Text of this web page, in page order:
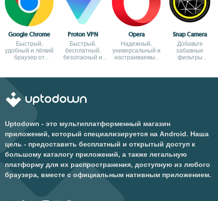
Google Chrome
Быстрый,
удобный и лёгкий
браузер от
Proton VPN
Быстрый,
бесплатный,
безопасный и
Opera
Надежный,
универсальный и
настраиваемый
Snap Camera
Добавьте
забавные
фильтры
ПК
Uptodown - это мультиплатформенный магазин
приложений, который специализируется на Android. Наша
цель - предоставить бесплатный и открытый доступ к
большому каталогу приложений, а также легальную
платформу для их распространения, доступную из любого
браузера, вместе с официальным нативным приложением.